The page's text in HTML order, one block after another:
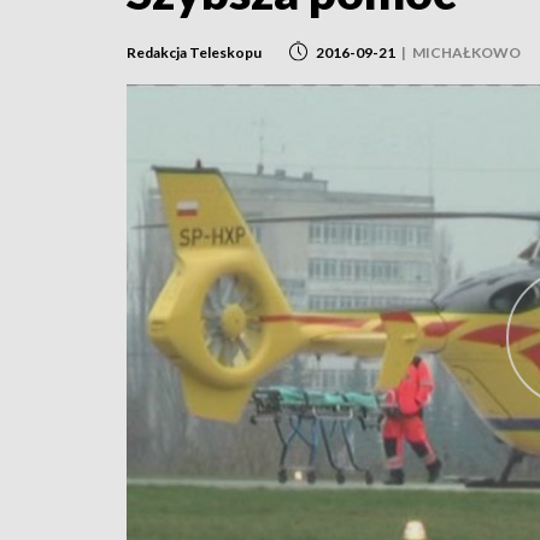
Redakcja Teleskopu 2016-09-21 | MICHAŁKOWO